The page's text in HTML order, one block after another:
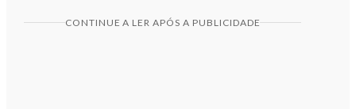
CONTINUE A LER APÓS A PUBLICIDADE